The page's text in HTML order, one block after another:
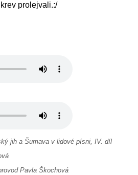
krev prolejvali.:/
jih a Šumava v lidové písni, IV. díl
Pavla Škochová